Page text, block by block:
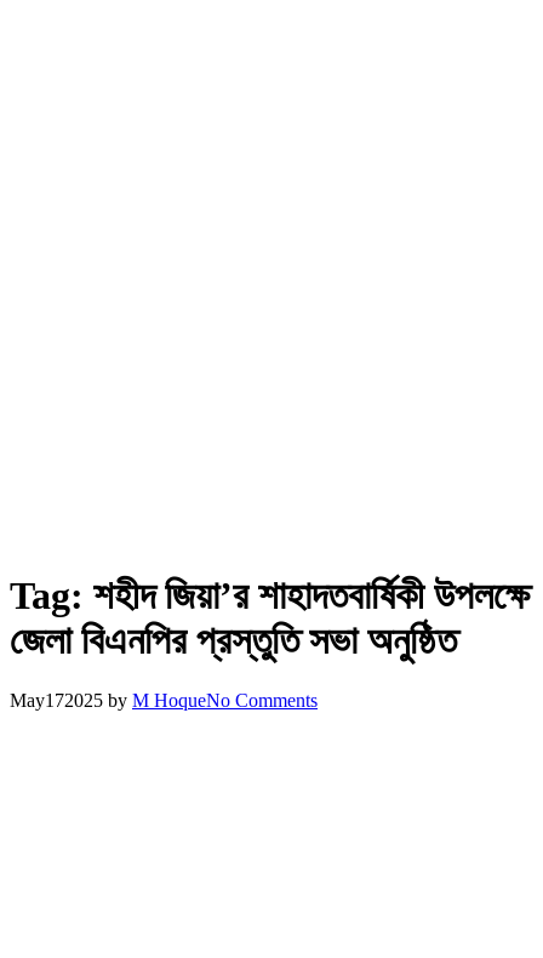
Tag: শহীদ জিয়া’র শাহাদতবার্ষিকী উপলক্ষে
জেলা বিএনপির প্রস্তুতি সভা অনুষ্ঠিত
May172025 by M HoqueNo Comments